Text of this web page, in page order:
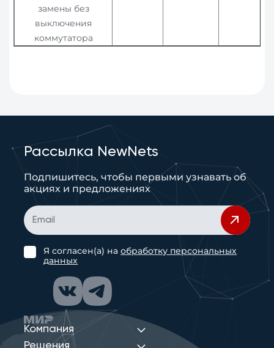
замены без
выключения
коммутатора
Компания
Решения
Рассылка NewNets
Подпишитесь, чтобы первыми узнавать об
акциях и предложениях
Я согласен(а) наобработку персональных
данных